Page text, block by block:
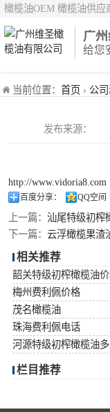
橄榄油OEM 橄榄油供
广
给您
当前位置： 首页 › 公
发布来源：
http://www.vidoria8.com
百度分享： QQ空间
上一篇： 汕尾特级初榨
下一篇： 云浮橄榄果渣
相关推荐
韶关特级初榨橄榄油
梅州费利佩价格
茂名橄榄油
珠海费利佩电话
河源特级初榨橄榄油
栏目推荐
特级初榨橄榄油
纯正/ 混合/ 精炼
中国橄榄油现货
斗牛舞
费利佩